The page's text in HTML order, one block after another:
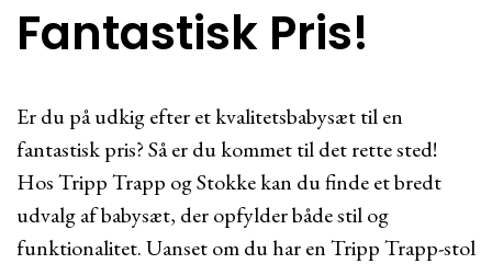
Fantastisk Pris!
Er du på udkig efter et kvalitetsbabysæt til en
fantastisk pris? Så er du kommet til det rette sted!
Hos Tripp Trapp og Stokke kan du finde et bredt
udvalg af babysæt, der opfylder både stil og
funktionalitet. Uanset om du har en Tripp Trapp-stol